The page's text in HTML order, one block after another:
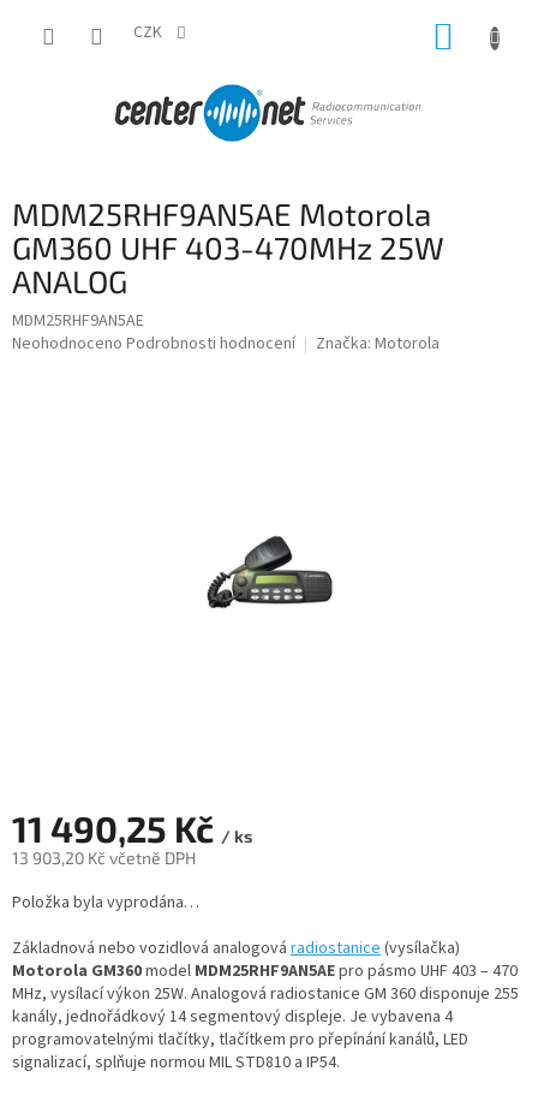
CZK
MDM25RHF9AN5AE Motorola
GM360 UHF 403-470MHz 25W
ANALOG
MDM25RHF9AN5AE
Průměrné
Neohodnoceno Podrobnosti hodnocení Značka: Motorola
11 490,25 Kč / ks
13 903,20 Kč včetně DPH
Měrná
cena:
Položka byla vyprodána…
Základnová nebo vozidlová analogová radiostanice(vysílačka)
Motorola GM360model MDM25RHF9AN5AEpro pásmo UHF 403 – 470
MHz, vysílací výkon 25W. Analogová radiostanice GM 360 disponuje 255
kanály, jednořádkový 14 segmentový displeje. Je vybavena 4
programovatelnými tlačítky, tlačítkem pro přepínání kanálů, LED
signalizací, splňuje normou MIL STD810 a IP54.